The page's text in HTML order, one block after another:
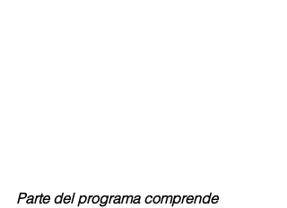
Parte del programa comprende